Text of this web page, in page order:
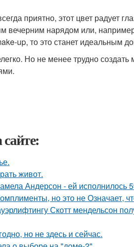
приятно, этот цвет радует
вечерним нарядом или,
up, то это станет идеальным
Но не менее трудно создать
живот.
Андерсон - ей исполнилось
но это не Означает,
Скотт мендельсон
но не здесь и сейчас.